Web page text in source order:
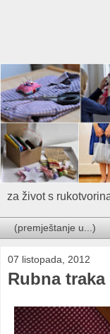
za život s
07 listopada, 2012
Rubna